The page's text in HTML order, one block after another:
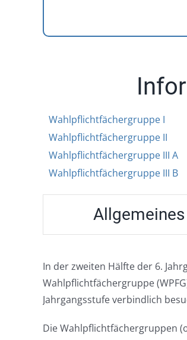
Wahlpflichtfächergruppe I
Wahlpflichtfächergruppe II
Wahlpflichtfächergruppe III A
Wahlpflichtfächergruppe III B
Allgemeines
In der zweiten Hälfte der 6.
Wahlpflichtfächergruppe
Jahrgangsstufe verbindlich
Die Wahlpflichtfächergruppen